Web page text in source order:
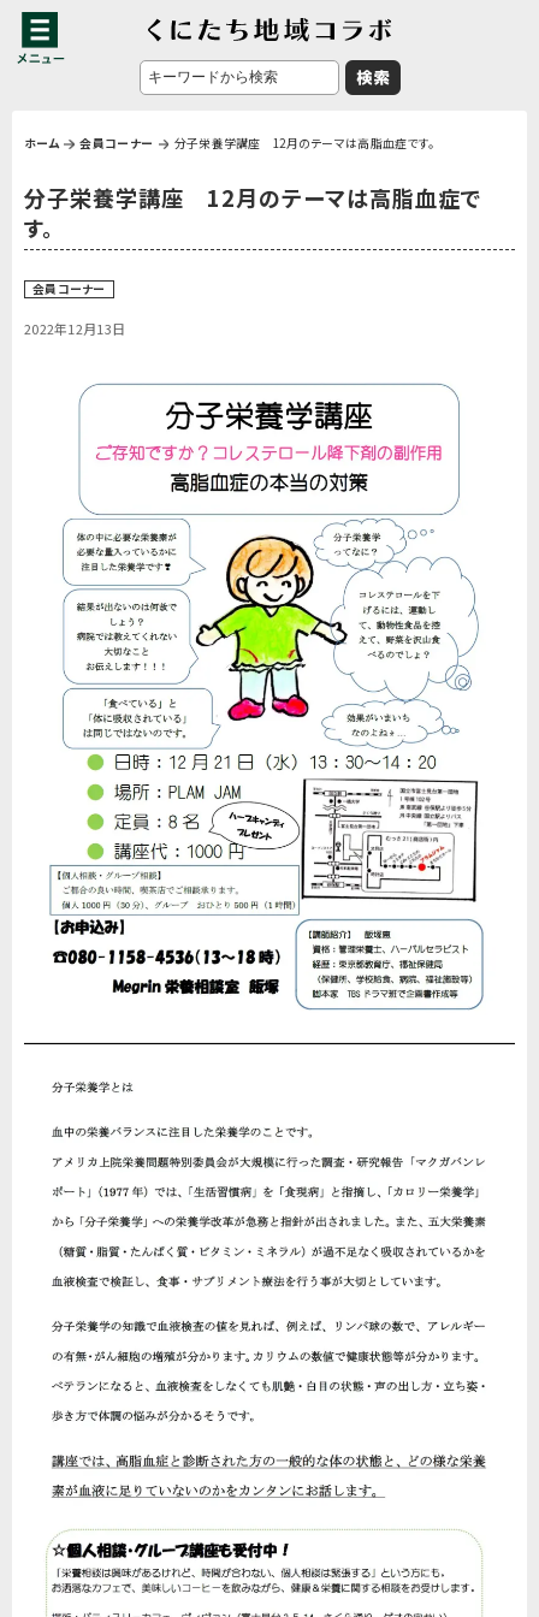
ホーム 会員コーナー 分子栄養学講座 12月のテーマは高脂血症です。
分子栄養学講座 12月のテーマは高脂血症で
す。
会員コーナー
2022年12月13日